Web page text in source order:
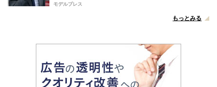
モデルプレス
もっとみる